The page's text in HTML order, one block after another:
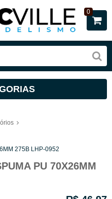
0
275B LHP-0952
PU 70X26MM